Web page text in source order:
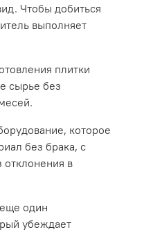
Чтобы добиться
выполняет
плитки
сырье без
которое
без брака, с
отклонения в
один
убеждает